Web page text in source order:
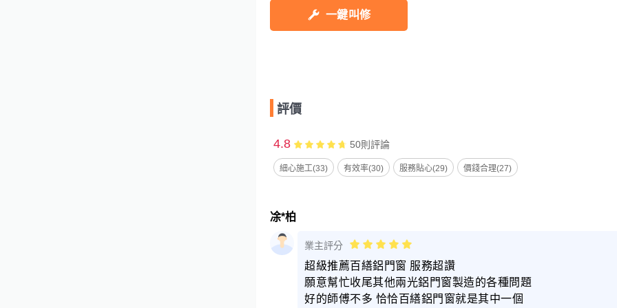
一鍵叫修
評價
4.8 50則評論
細心施工(33) 有效率(30) 服務貼心(29) 價錢合理(27)
凃*柏
業主評分
超級推薦百繕鋁門窗 服務超讚
願意幫忙收尾其他兩光鋁門窗製造的各種問題
好的師傅不多 恰恰百繕鋁門窗就是其中一個